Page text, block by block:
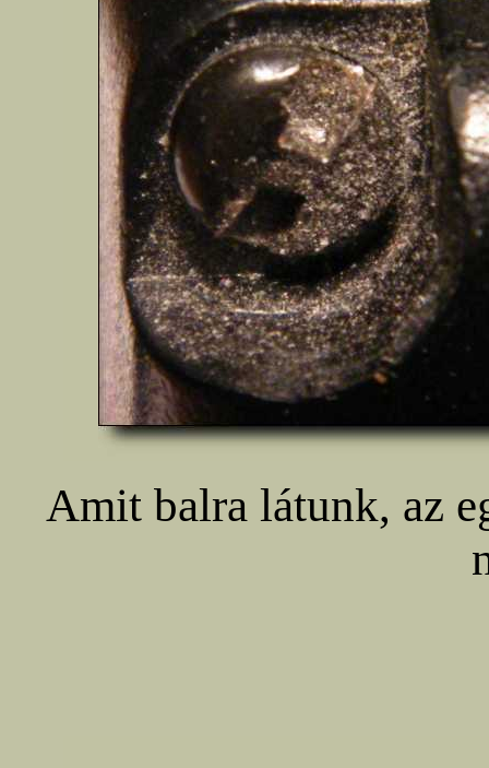
Amit balra látunk, az